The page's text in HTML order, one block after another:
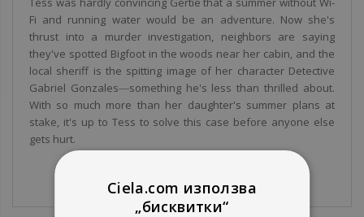
Fi and running water would be an adventure. Now she's
thrust into a murder investigation, neighbors are saying
they've spotted Bigfoot in the woods near her cabin, and the
local sheriff is the spitting image of her character Detective
Gabriel Gonzales―something he's less than thrilled about.
With so much more than her daughter's summer plans at
stake, it's up to Tess to solve this case before anyone else
gets hurt.
Ciela.com използва
„бисквитки“